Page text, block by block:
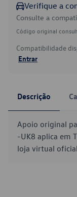
Verifique a
Consulte a
Código original
Compatibilidade
Entrar
Descrição
Apoio original
-UK8 aplica em
loja virtual